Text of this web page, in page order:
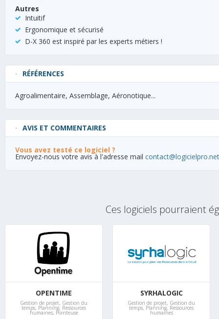
Autres
Intuitif
Ergonomique et sécurisé
D-X 360 est inspiré par les experts métiers !
RÉFÉRENCES
Agroalimentaire, Assemblage, Aéronotique...
AVIS ET COMMENTAIRES
Vous avez testé ce logiciel ?
Envoyez-nous votre avis à l'adresse mail contact@logicielpro.net
Ces logiciels pourraient
OPENTIME
Gestion de projet, Gestion du
temps, Planning, Ressources
humaines, Pointeuse
SYRHALOGIC
Gestion de projet, Gestion du
temps, Planning, Ressources
humaines